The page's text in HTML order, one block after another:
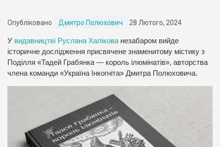
Опубліковано Дмитро Полюхович 28 Лютого, 2024
У видавництві Руслана Халікова незабаром вийде
історичне дослідження присвячене знаменитому містику з
Поділля «Тадей Грабянка — король ілюмінатів», авторства
члена команди «Україна Інкогніта» Дмитра Полюховича.